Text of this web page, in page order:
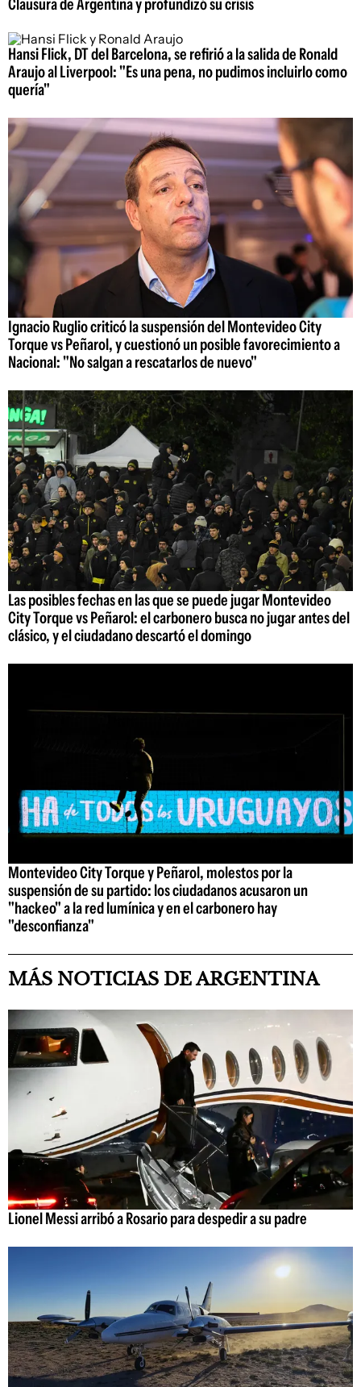
Hansi Flick, DT del Barcelona, se refirió a la salida de Ronald
Araujo al Liverpool: "Es una pena, no pudimos incluirlo como
quería"
Ignacio Ruglio criticó la suspensión del Montevideo City
Torque vs Peñarol, y cuestionó un posible favorecimiento a
Nacional: "No salgan a rescatarlos de nuevo"
Las posibles fechas en las que se puede jugar Montevideo
City Torque vs Peñarol: el carbonero busca no jugar antes del
clásico, y el ciudadano descartó el domingo
Montevideo City Torque y Peñarol, molestos por la
suspensión de su partido: los ciudadanos acusaron un
"hackeo" a la red lumínica y en el carbonero hay
"desconfianza"
MÁS NOTICIAS DE ARGENTINA
Lionel Messi arribó a Rosario para despedir a su padre